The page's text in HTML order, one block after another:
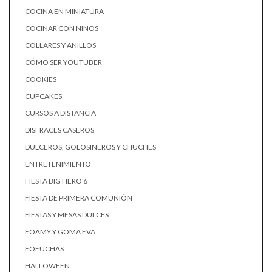
COCINA EN MINIATURA
COCINAR CON NIÑOS
COLLARES Y ANILLOS
CÓMO SER YOUTUBER
COOKIES
CUPCAKES
CURSOS A DISTANCIA
DISFRACES CASEROS
DULCEROS, GOLOSINEROS Y CHUCHES
ENTRETENIMIENTO
FIESTA BIG HERO 6
FIESTA DE PRIMERA COMUNIÓN
FIESTAS Y MESAS DULCES
FOAMY Y GOMA EVA
FOFUCHAS
HALLOWEEN